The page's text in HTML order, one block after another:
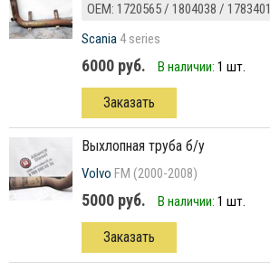
ОЕМ: 1720565 / 1804038 / 1783401
Scania 4 series
6000 руб. В наличии: 1 шт.
Заказать
выхлопная труба б/у
Volvo FM (2000-2008)
5000 руб. В наличии: 1 шт.
Заказать